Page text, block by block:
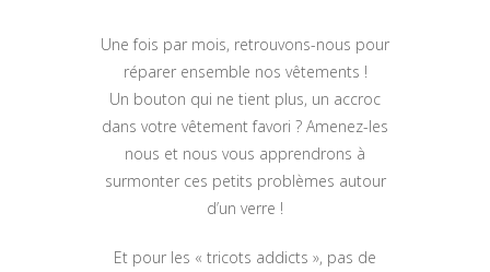
Une fois par mois, retrouvons-nous pour
réparer ensemble nos vêtements !
Un bouton qui ne tient plus, un accroc
dans votre vêtement favori ? Amenez-les
nous et nous vous apprendrons à
surmonter ces petits problèmes autour
d’un verre !
Et pour les « tricots addicts », pas de